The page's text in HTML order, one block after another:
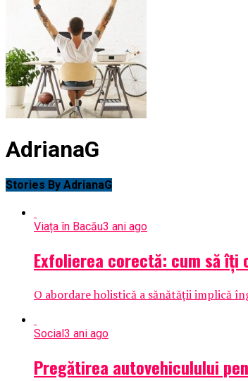
AdrianaG
Stories By AdrianaG
Viața în Bacău3 ani ago
Exfolierea corectă: cum să
O abordare holistică a sănătății implică
Social3 ani ago
Pregătirea autovehiculului